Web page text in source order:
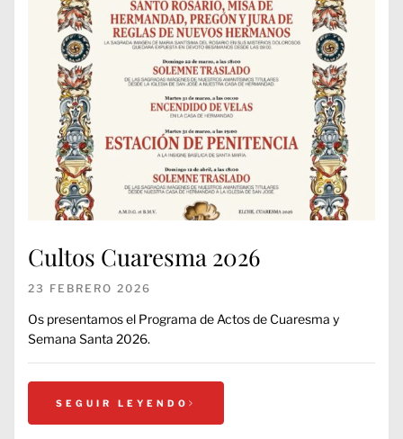
Cultos Cuaresma 2026
23 FEBRERO 2026
Os presentamos el Programa de Actos de Cuaresma y
Semana Santa 2026.
SEGUIR LEYENDO